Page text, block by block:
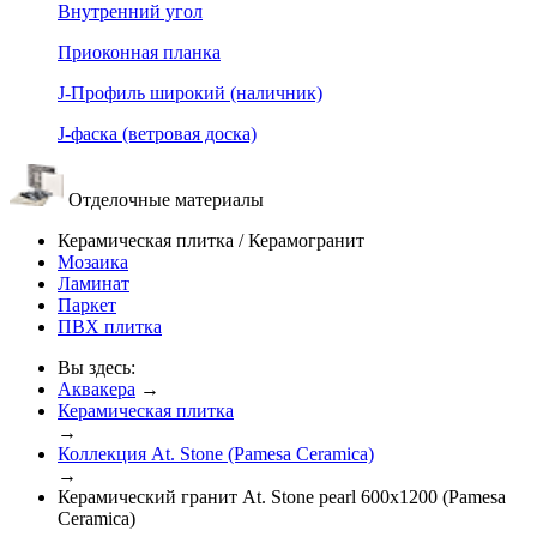
Внутренний угол
Приоконная планка
J-Профиль широкий (наличник)
J-фаска (ветровая доска)
Отделочные материалы
Керамическая плитка / Керамогранит
Мозаика
Ламинат
Паркет
ПВХ плитка
Вы здесь:
Аквакера →
Керамическая плитка
→
Коллекция At. Stone (Pamesa Ceramica)
→
Керамический гранит At. Stone pearl 600x1200 (Pamesa
Ceramica)